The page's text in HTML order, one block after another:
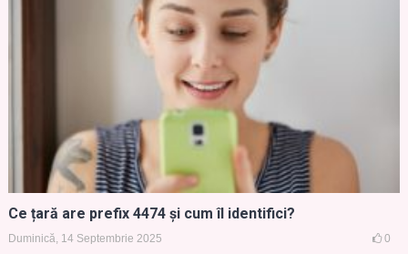
Ce țară are prefix 4474 și cum îl identifici?
Duminică, 14 Septembrie 2025 0